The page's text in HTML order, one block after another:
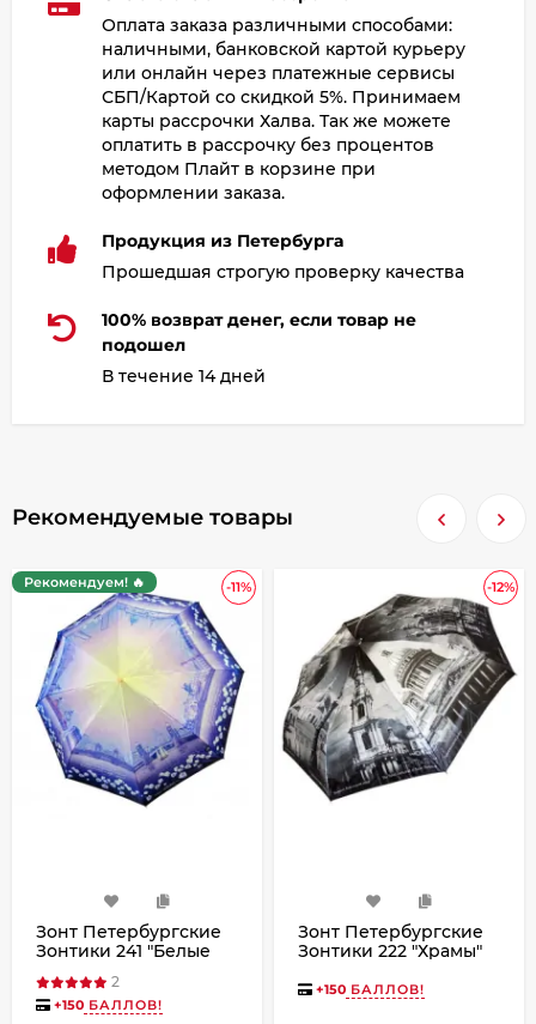
Оплата заказа различными способами:
наличными, банковской картой курьеру
или онлайн через платежные сервисы
СБП/Картой со скидкой 5%. Принимаем
карты рассрочки Халва. Так же можете
оплатить в рассрочку без процентов
методом Плайт в корзине при
оформлении заказа.
Продукция из Петербурга
Прошедшая строгую проверку качества
100% возврат денег, если товар не
подошел
В течение 14 дней
Рекомендуемые товары
-11%
Рекомендуем! 🔥
Зонт Петербургские
Зонтики 241 "Белые
2
+150 БАЛЛОВ!
-12%
Зонт Петербургские
Зонтики 222 "Храмы"
автомат
+150 БАЛЛОВ!